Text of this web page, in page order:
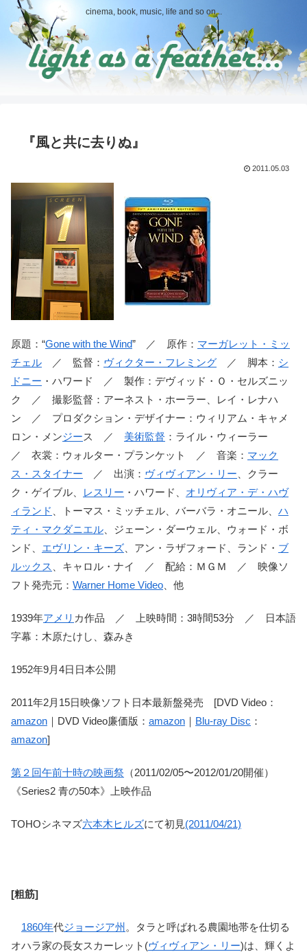
cinema, book, music, life and so on...
『風と共に去りぬ』
2011.05.03
原題：“Gone with the Wind” ／ 原作： マーガレット・ミッ
チェル ／ 監督： ヴィクター・フレミング ／ 脚本： シ
ドニー ・ハワード ／ 製作：デヴィッド・Ｏ・セルズニッ
ク ／ 撮影監督：アーネスト・ホーラー、レイ・レナハ
ン ／ プロダクション・デザイナー：ウィリアム・キャメ
ロン・メンジース ／ 美術監督 ：ライル・ウィーラー
／ 衣裳：ウォルター・プランケット ／ 音楽： マック
ス・スタイナー ／ 出演： ヴィヴィアン・リー 、クラー
ク・ゲイブル、
レスリー ・ハワード、 オリヴィア・デ・ハヴ
ィランド
、トーマス・ミッチェル、バーバラ・オニール、 ハ
ティ・マクダニエル 、ジェーン・ダーウェル、ウォード・ボ
ンド、 エヴリン・キーズ 、アン・ラザフォード、ランド・ ブ
ルックス
、キャロル・ナイ ／ 配給：ＭＧＭ ／ 映像ソ
フト発売元： Warner Home Video 、他
1939年アメリ カ作品 ／ 上映時間：3時間53分 ／ 日本語
字幕：木原たけし、森みき
1952年9月4日日本公開
2011年2月15日映像ソフト日本最新盤発売 [DVD Video：
amazon ｜DVD Video廉価版： amazon ｜ Blu-ray Disc ：
amazon]
第２回午前十時の映画祭 （2011/02/05〜2012/01/20開催）
《Series2 青の50本》上映作品
TOHOシネマズ六本木ヒルズにて初見(2011/04/21)
[粗筋]
1860年代ジョージア州 。タラと呼ばれる農園地帯を仕切る
オハラ家の長女スカーレット(ヴィヴィアン・リー)は、輝くよ